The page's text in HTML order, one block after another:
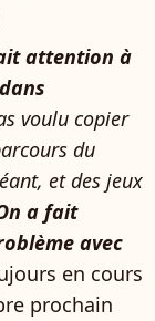
attention à
voulu copier
du
et des jeux
a fait
avec
en cours
prochain